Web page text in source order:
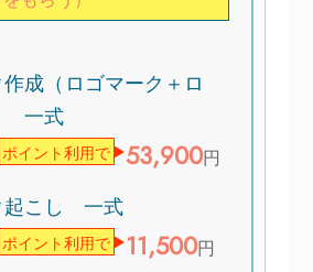
成（ロゴマーク＋ロ
一式
ポイント利用で 53,900円
起こし 一式
ポイント利用で 11,500円